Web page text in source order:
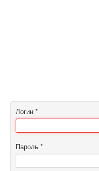
Логин *
Пароль *